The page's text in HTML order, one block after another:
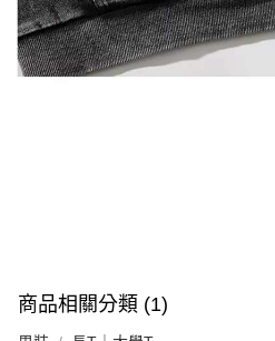
商品相關分類 (1)